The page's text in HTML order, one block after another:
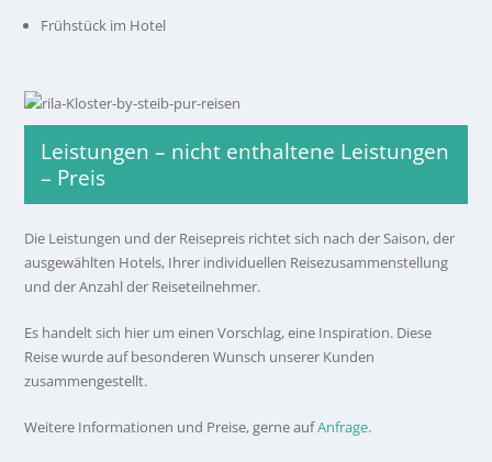
Frühstück im Hotel
Leistungen – nicht enthaltene Leistungen
– Preis
Die Leistungen und der Reisepreis richtet sich nach der Saison, der
ausgewählten Hotels, Ihrer individuellen Reisezusammenstellung
und der Anzahl der Reiseteilnehmer.
Es handelt sich hier um einen Vorschlag, eine Inspiration. Diese
Reise wurde auf besonderen Wunsch unserer Kunden
zusammengestellt.
Weitere Informationen und Preise, gerne aufAnfrage.